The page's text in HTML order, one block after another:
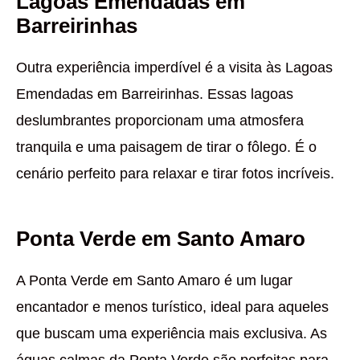
Barreirinhas
Outra experiência imperdível é a visita às Lagoas
Emendadas em Barreirinhas. Essas lagoas
deslumbrantes proporcionam uma atmosfera
tranquila e uma paisagem de tirar o fôlego. É o
cenário perfeito para relaxar e tirar fotos incríveis.
Ponta Verde em Santo Amaro
A Ponta Verde em Santo Amaro é um lugar
encantador e menos turístico, ideal para aqueles
que buscam uma experiência mais exclusiva. As